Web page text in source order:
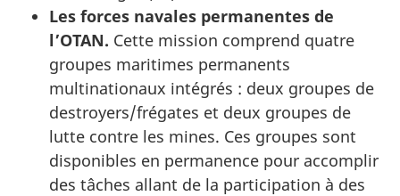
Les forces navales permanentes de
l’OTAN. Cette mission comprend quatre
groupes maritimes permanents
multinationaux intégrés : deux groupes de
destroyers/frégates et deux groupes de
lutte contre les mines. Ces groupes sont
disponibles en permanence pour accomplir
des tâches allant de la participation à des